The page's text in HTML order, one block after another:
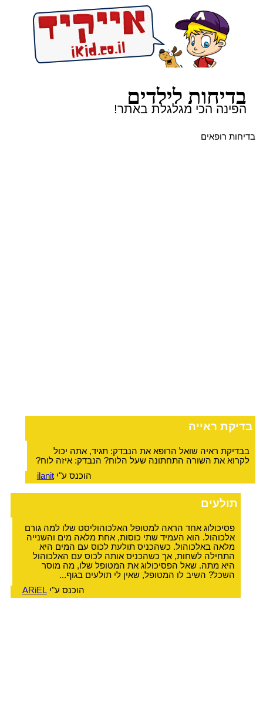
בדיחות לילדים
הפינה הכי מגלגלת באתר!
בדיחות רופאים
בדיקת ראייה
בבדיקת ראיה שואל הרופא את הנבדק: תגיד, אתה יכול
לקרוא את השורה התחתונה שעל הלוח? הנבדק: איזה לוח?
הוכנס ע"יilanit
תולעים
פסיכולוג אחד הראה למטופל האלכוהוליסט שלו למה גורם
אלכוהול. הוא העמיד שתי כוסות, אחת מלאה מים והשנייה
מלאה באלכוהול. כשהכניס תולעת לכוס עם המים היא
התחילה לשחות, אך כשהכניס אותה לכוס עם האלכוהול
היא מתה. שאל הפסיכולוג את המטופל שלו, מה מוסר
השכל? השיב לו המטופל, שאין לי תולעים בגוף...
הוכנס ע"יARiEL